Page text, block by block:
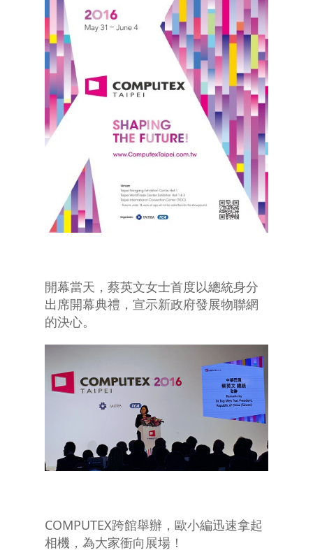
開幕當天，蔡英文女士首度以總統身分
出席開幕典禮，宣示新政府發展物聯網
的決心。
COMPUTEX跨館舉辦，歐小編迅速拿起
相機，為大家衝向展場！